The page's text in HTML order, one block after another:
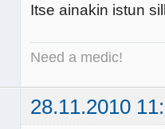
Itse ainakin istun
Need a medic!
28.11.2010